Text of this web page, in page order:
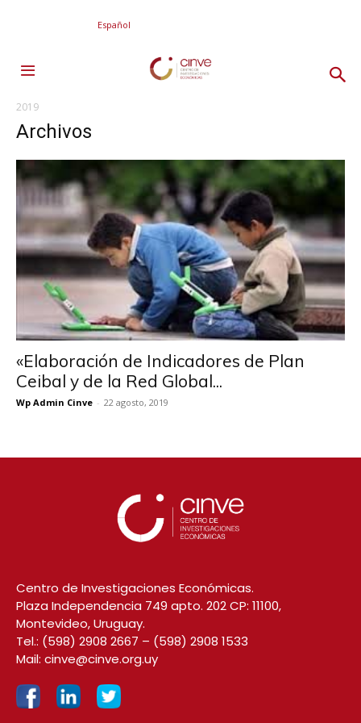
Español
2019
Archivos
«Elaboración de Indicadores de Plan
Ceibal y de la Red Global...
Wp Admin Cinve - 22 agosto, 2019
Centro de Investigaciones Económicas.
Plaza Independencia 749 apto. 202 CP: 11100,
Montevideo, Uruguay.
Tel.: (598) 2908 2667 – (598) 2908 1533
Mail: cinve@cinve.org.uy